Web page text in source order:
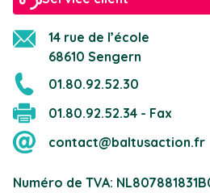
14 rue de l’école
68610 Sengern
01.80.92.52.30
01.80.92.52.34 - Fax
contact@baltusaction.fr
Numéro de TVA: